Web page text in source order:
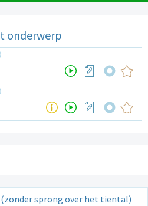
onderwerp
sprong over het tiental)